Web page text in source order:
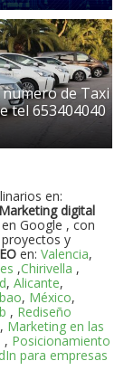
numero de Taxi
tel 653404040
en:
Marketing digital
Google , con
y
en:Valencia,
,Chirivella ,
,Alicante,
, México,
, Rediseño
, Marketing en las
, Posicionamiento
para empresas